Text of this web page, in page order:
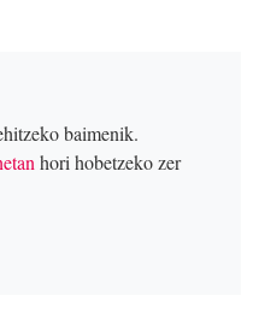
baimenik.
hori hobetzeko zer